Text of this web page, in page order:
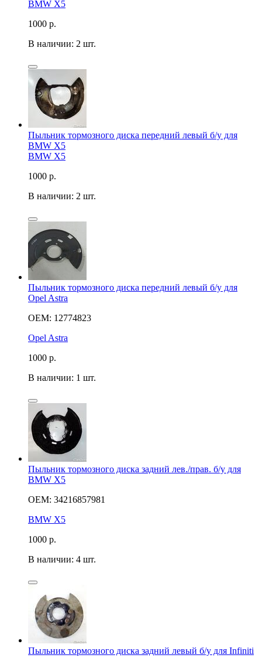
BMW X5
1000 р.
В наличии: 2 шт.
Пыльник тормозного диска передний левый б/у для
BMW X5
BMW X5
1000 р.
В наличии: 2 шт.
Пыльник тормозного диска передний левый б/у для
Opel Astra
OEM: 12774823
Opel Astra
1000 р.
В наличии: 1 шт.
Пыльник тормозного диска задний лев./прав. б/у для
BMW X5
OEM: 34216857981
BMW X5
1000 р.
В наличии: 4 шт.
Пыльник тормозного диска задний левый б/у для Infiniti